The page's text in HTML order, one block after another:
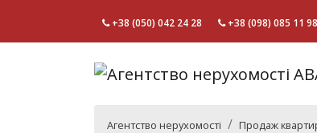
+38 (050) 042 24 28 +38 (098) 085 11 98
Агентство нерухомості Продаж